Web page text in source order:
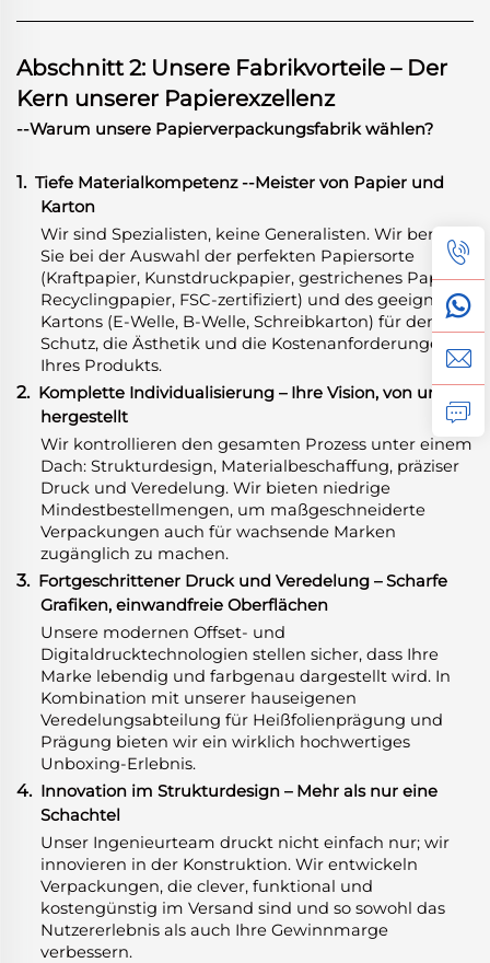
Abschnitt 2: Unsere Fabrikvorteile – Der
Kern unserer Papierexzellenz
--Warum unsere Papierverpackungsfabrik wählen?
1. Tiefe Materialkompetenz--Meister von Papier und
Karton
Wir sind Spezialisten, keine Generalisten. Wir beraten
Sie bei der Auswahl der perfekten Papiersorte
(Kraftpapier, Kunstdruckpapier, gestrichenes Papier,
Recyclingpapier, FSC-zertifiziert) und des geeigneten
Kartons (E-Welle, B-Welle, Schreibkarton) für den
Schutz, die Ästhetik und die Kostenanforderungen
Ihres Produkts.
2. Komplette Individualisierung – Ihre Vision, von uns
hergestellt
Wir kontrollieren den gesamten Prozess unter einem
Dach: Strukturdesign, Materialbeschaffung, präziser
Druck und Veredelung. Wir bieten niedrige
Mindestbestellmengen, um maßgeschneiderte
Verpackungen auch für wachsende Marken
zugänglich zu machen.
3. Fortgeschrittener Druck und Veredelung – Scharfe
Grafiken, einwandfreie Oberflächen
Unsere modernen Offset- und
Digitaldrucktechnologien stellen sicher, dass Ihre
Marke lebendig und farbgenau dargestellt wird. In
Kombination mit unserer hauseigenen
Veredelungsabteilung für Heißfolienprägung und
Prägung bieten wir ein wirklich hochwertiges
Unboxing-Erlebnis.
4. Innovation im Strukturdesign – Mehr als nur eine
Schachtel
Unser Ingenieurteam druckt nicht einfach nur; wir
innovieren in der Konstruktion. Wir entwickeln
Verpackungen, die clever, funktional und
kostengünstig im Versand sind und so sowohl das
Nutzererlebnis als auch Ihre Gewinnmarge
verbessern.